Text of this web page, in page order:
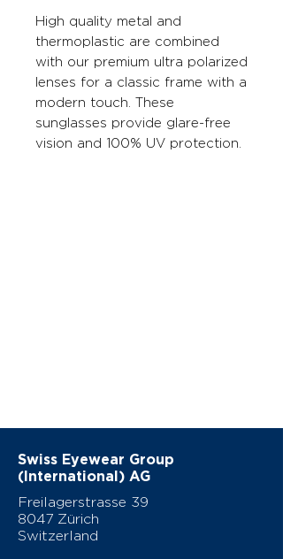
High quality metal and
thermoplastic are combined
with our premium ultra polarized
lenses for a classic frame with a
modern touch. These
sunglasses provide glare-free
vision and 100% UV protection.
Swiss Eyewear Group
(International) AG
Freilagerstrasse 39
8047 Zürich
Switzerland